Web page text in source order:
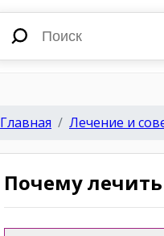
Главная Лечение и
Почему